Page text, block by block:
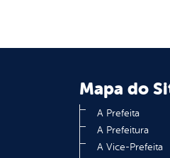
Mapa do
A Prefeita
A Prefeitura
A Vice-Prefeita